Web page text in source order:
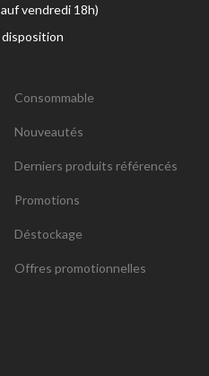
vendredi 18h)
Consommable
Nouveautés
Derniers produits référencés
Promotions
Déstockage
Offres promotionnelles